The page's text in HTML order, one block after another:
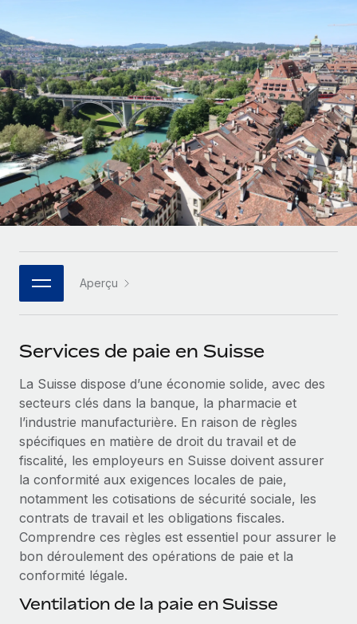
Intégrez et gérez vos freelances partout dans le monde
PEO
Sous-traitez les opérations complexes liées à l’emploi
INFRASTRUCTURE
Intégration Remote
Intégrez vos RH aux flux de travail en toute simplicité
Plateforme
Connecter
Nouveau
Connectez n'importe quel outil d’IA à Remote grâce à
notre MCP
Intégrations
SERVICES
Demandez aux experts
Recevez des conseils d’experts sur les RH à
l’international et la conformité
Contrôles d’antécédents
Simplifiez vos processus de présélection des
candidats
Remote Watchtower
Gardez un temps d’avance sur les risques en
CROISSANCE
Start-ups
Des solutions agiles et internationales pour les RH et la
paie des entreprises en pleine croissance
Entreprises intermédiaires
Développez vos équipes avec des solutions RH sur
mesure
Entreprise
Les RH à l’international pour les grandes entreprises
Partenaires stratégiques de la tech
Devenir partenaire
Explorez avec nous vos opportunités de partenariat
Remote Build
Conseil en intégrations et automatisations assistées par
ÉTUDES DE CAS
Calculateur de paiement des freelances
Découvrez les devises disponibles et les vitesses de
paiement pour vos freelances internationaux
APPRENDRE AVEC REMOTE
Recherche et guides
Études de cas
Checklists et modèles
Descriptions de postes
Salle de presse
Données sur les salaires et les talents
Centre de ressources
Obtenir de l’aide
Voir toutes les ressources
BLOG
Paie multipays
Nederlands
Français
Deutsch
Español
Italiano
Português (Portugal)
日本語
한국어
Aperçu
Services de paie en Suisse
La Suisse dispose d’une économie solide, avec des
secteurs clés dans la banque, la pharmacie et
l’industrie manufacturière. En raison de règles
spécifiques en matière de droit du travail et de
fiscalité, les employeurs en Suisse doivent assurer
la conformité aux exigences locales de paie,
notamment les cotisations de sécurité sociale, les
contrats de travail et les obligations fiscales.
Comprendre ces règles est essentiel pour assurer le
bon déroulement des opérations de paie et la
conformité légale.
Ventilation de la paie en Suisse